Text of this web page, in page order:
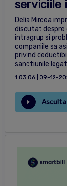
serviciile
Delia Mircea
discutat despre
intragrup si
companiile sa
privind
sanctiunile
1:03:06 | 09-12-
Asculta